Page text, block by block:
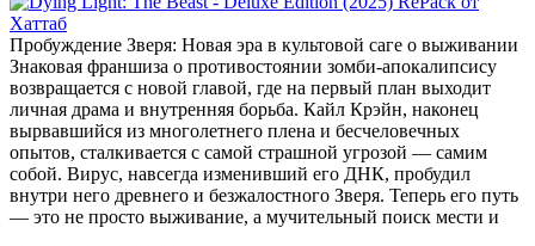
Пробуждение Зверя: Новая эра в культовой саге о выживании
Знаковая франшиза о противостоянии зомби-апокалипсису
возвращается с новой главой, где на первый план выходит
личная драма и внутренняя борьба. Кайл Крэйн, наконец
вырвавшийся из многолетнего плена и бесчеловечных
опытов, сталкивается с самой страшной угрозой — самим
собой. Вирус, навсегда изменивший его ДНК, пробудил
внутри него древнего и безжалостного Зверя. Теперь его путь
— это не просто выживание, а мучительный поиск мести и